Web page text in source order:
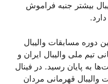
بیشتر جنبه فراموش
دوره مسابقات والیبال
تیم ملی والیبال ایران و
به پایان رسید. در فینال
قهرمانی مردان